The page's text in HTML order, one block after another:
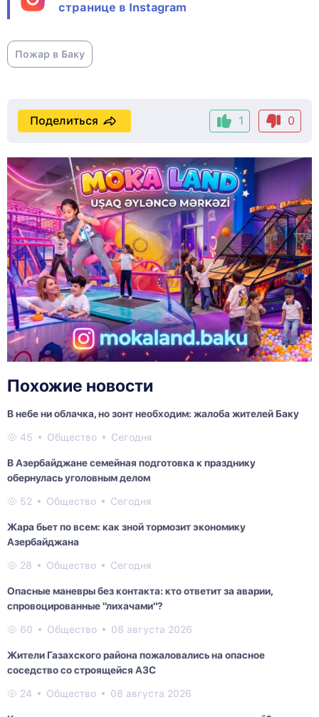
странице в Instagram
Пожар в Баку
1 0
Поделиться
Похожие новости
В небе ни облачка, но зонт необходим: жалоба жителей Баку
45 Общество Сегодня
В Азербайджане семейная подготовка к празднику
обернулась уголовным делом
52 Общество Сегодня
Жара бьет по всем: как зной тормозит экономику
Азербайджана
28 Общество Сегодня
Опасные маневры без контакта: кто ответит за аварии,
спровоцированные "лихачами"?
60 Общество 08 августа 2026
Жители Газахского района пожаловались на опасное
соседство со строящейся АЗС
24 Общество 08 августа 2026